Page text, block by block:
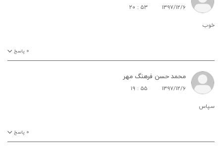
۱۳۹۷/۱۲/۶ ۲۰ : ۵۳
خوب
۰ پاسخ
محمد حسن فرهنگ مهر
۱۳۹۷/۱۲/۶ ۱۹ : ۵۵
سپاس
۰ پاسخ